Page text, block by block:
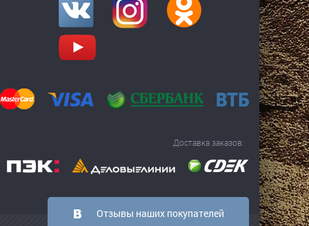
Доставка заказов:
Отзывы наших покупателей